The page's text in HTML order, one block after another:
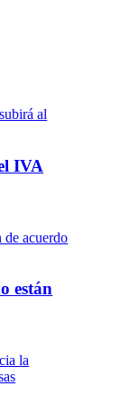
IVA
están